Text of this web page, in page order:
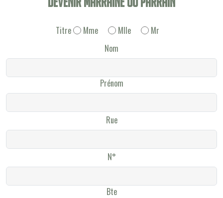
Titre Mme Mlle
Mr
Nom
Prénom
Rue
N°
Bte